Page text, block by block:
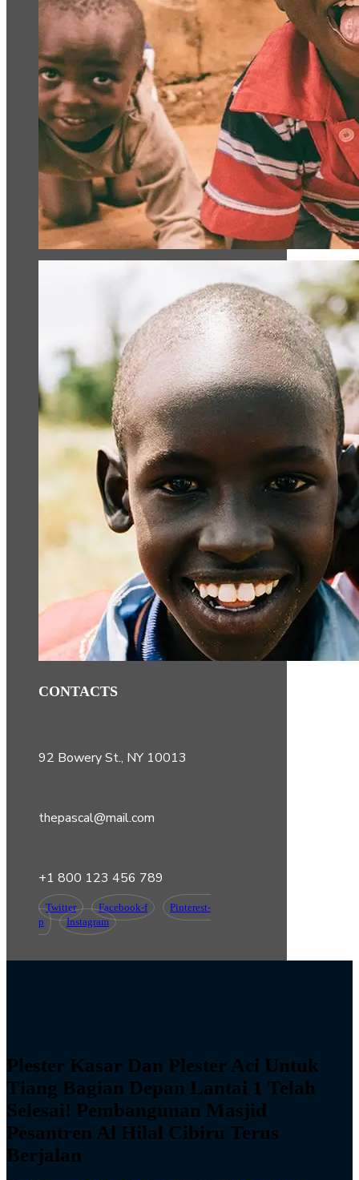
CONTACTS
92 Bowery St., NY 10013
thepascal@mail.com
+1 800 123 456 789
Twitter Facebook-f
Pinterest-
p
Instagram
Plester Kasar Dan Plester Aci Untuk
Tiang Bagian Depan Lantai 1 Telah
Selesai! Pembangunan Masjid
Pesantren Al Hilal Cibiru Terus
Berjalan